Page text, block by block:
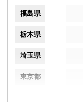
福島県
栃木県
埼玉県
東京都